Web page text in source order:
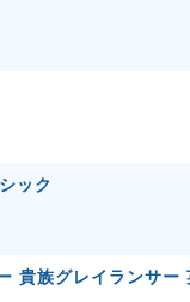
ック
貴族グレイランサー